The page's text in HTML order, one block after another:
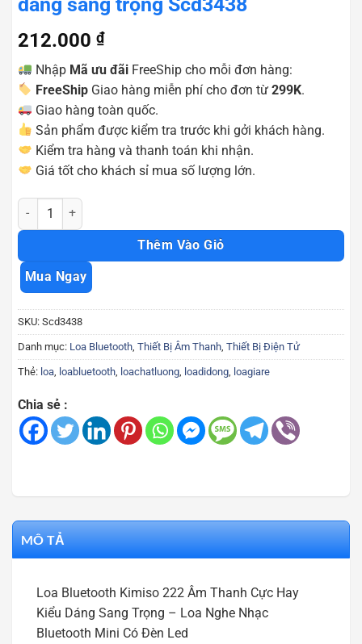
212.000 ₫
Nhập Mã ưu đãi FreeShip cho mỗi đơn hàng:
FreeShip Giao hàng miễn phí cho đơn từ299K.
Giao hàng toàn quốc.
Sản phẩm được kiểm tra trước khi gởi khách hàng.
Kiểm tra hàng và thanh toán khi nhận.
Giá tốt cho khách sỉ mua số lượng lớn.
Loa bluetooth không dây Kimiso 222 có đèn led sống động kiểu
Thêm Vào Giỏ
Mua Ngay
SKU: Scd3438
Danh mục: Loa Bluetooth, Thiết Bị Âm Thanh, Thiết Bị Điện Tử
Thẻ: loa, loabluetooth, loachatluong, loadidong, loagiare
Chia sẻ :
MÔ TẢ
Loa Bluetooth Kimiso 222 Âm Thanh Cực Hay
Kiểu Dáng Sang Trọng – Loa Nghe Nhạc
Bluetooth Mini Có Đèn Led